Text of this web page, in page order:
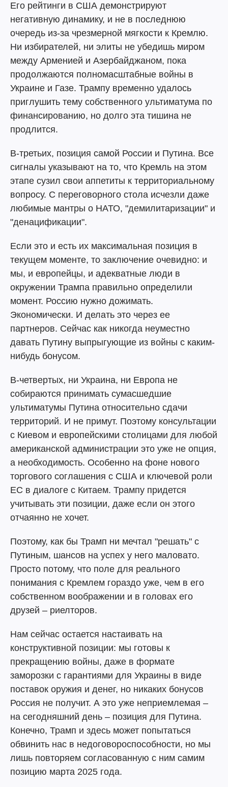
Его рейтинги в США демонстрируют
негативную динамику, и не в последнюю
очередь из-за чрезмерной мягкости к Кремлю.
Ни избирателей, ни элиты не убедишь миром
между Арменией и Азербайджаном, пока
продолжаются полномасштабные войны в
Украине и Газе. Трампу временно удалось
приглушить тему собственного ультиматума по
финансированию, но долго эта тишина не
продлится.
В-третьих, позиция самой России и Путина. Все
сигналы указывают на то, что Кремль на этом
этапе сузил свои аппетиты к территориальному
вопросу. С переговорного стола исчезли даже
любимые мантры о НАТО, "демилитаризации" и
"денацификации".
Если это и есть их максимальная позиция в
текущем моменте, то заключение очевидно: и
мы, и европейцы, и адекватные люди в
окружении Трампа правильно определили
момент. Россию нужно дожимать.
Экономически. И делать это через ее
партнеров. Сейчас как никогда неуместно
давать Путину выпрыгующие из войны с каким-
нибудь бонусом.
В-четвертых, ни Украина, ни Европа не
собираются принимать сумасшедшие
ультиматумы Путина относительно сдачи
территорий. И не примут. Поэтому консультации
с Киевом и европейскими столицами для любой
американской администрации это уже не опция,
а необходимость. Особенно на фоне нового
торгового соглашения с США и ключевой роли
ЕС в диалоге с Китаем. Трампу придется
учитывать эти позиции, даже если он этого
отчаянно не хочет.
Поэтому, как бы Трамп ни мечтал "решать" с
Путиным, шансов на успех у него маловато.
Просто потому, что поле для реального
понимания с Кремлем гораздо уже, чем в его
собственном воображении и в головах его
друзей – риелторов.
Нам сейчас остается настаивать на
конструктивной позиции: мы готовы к
прекращению войны, даже в формате
заморозки с гарантиями для Украины в виде
поставок оружия и денег, но никаких бонусов
Россия не получит. А это уже неприемлемая –
на сегодняшний день – позиция для Путина.
Конечно, Трамп и здесь может попытаться
обвинить нас в недоговороспособности, но мы
лишь повторяем согласованную с ним самим
позицию марта 2025 года.